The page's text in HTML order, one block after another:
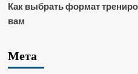
Как выбрать формат
вам
Мета